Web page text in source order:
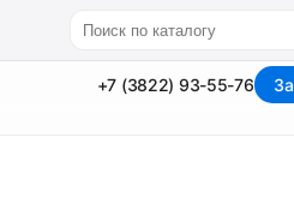
+7 (3822) 93-55-76